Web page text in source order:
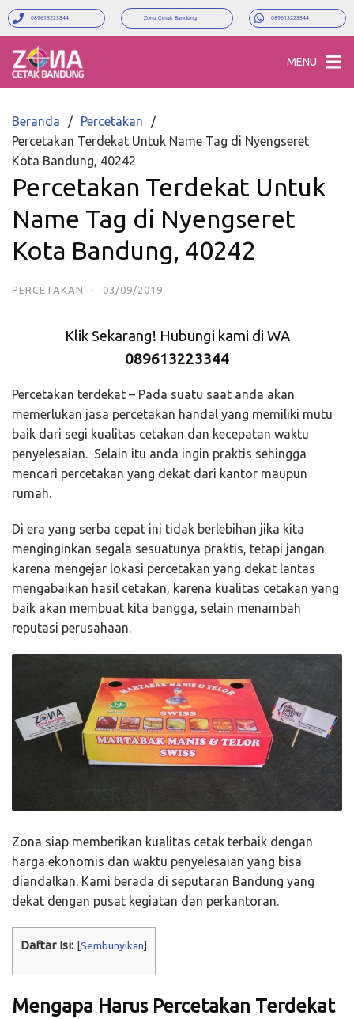
089613223344 Zona Cetak Bandung 089613223344
MENU
Beranda
Percetakan
Percetakan Terdekat Untuk Name Tag di Nyengseret
Kota Bandung, 40242
Percetakan Terdekat Untuk
Name Tag di Nyengseret
Kota Bandung, 40242
PERCETAKAN · 03/09/2019
Klik Sekarang! Hubungi kami di WA
089613223344
Percetakan terdekat – Pada suatu saat anda akan
memerlukan jasa percetakan handal yang memiliki mutu
baik dari segi kualitas cetakan dan kecepatan waktu
penyelesaian. Selain itu anda ingin praktis sehingga
mencari percetakan yang dekat dari kantor maupun
rumah.
Di era yang serba cepat ini tidak berlebihan jika kita
menginginkan segala sesuatunya praktis, tetapi jangan
karena mengejar lokasi percetakan yang dekat lantas
mengabaikan hasil cetakan, karena kualitas cetakan yang
baik akan membuat kita bangga, selain menambah
reputasi perusahaan.
Zona siap memberikan kualitas cetak terbaik dengan
harga ekonomis dan waktu penyelesaian yang bisa
diandalkan. Kami berada di seputaran Bandung yang
dekat dengan pusat kegiatan dan perkantoran.
Daftar Isi: [Sembunyikan]
Mengapa Harus Percetakan Terdekat